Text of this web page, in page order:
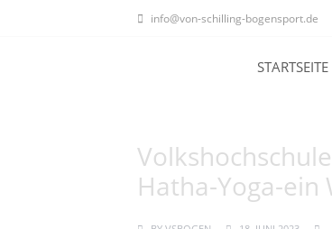
info@von-schilling-bogensport.de
STARTSEITE
Hatha-Yoga-ein